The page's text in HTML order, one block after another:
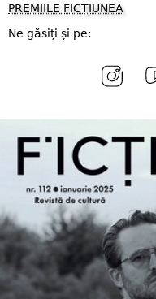
PREMIILE FICȚIUNEA
Ne găsiți și pe: